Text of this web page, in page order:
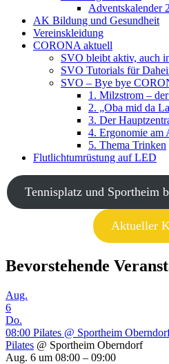
Adventskalender
AK Bildung und Gesundheit
Vereinskleidung
CORONA aktuell
SVO bleibt aktiv, auch
SVO Tutorials für
SVO – Bye bye
1. Milzstrom –
2. „Oba mid da
3. Der
4. Ergonomie am
5. Thema Trinken
Flutlichtumrüstung auf LED
Tennisplatz und Sportheim
Aktueller
Bevorstehende
Aug.
6
Do.
08:00 Pilates @ Sportheim
Pilates @ Sportheim Oberndorf
Aug. 6 um 08:00 – 09:00